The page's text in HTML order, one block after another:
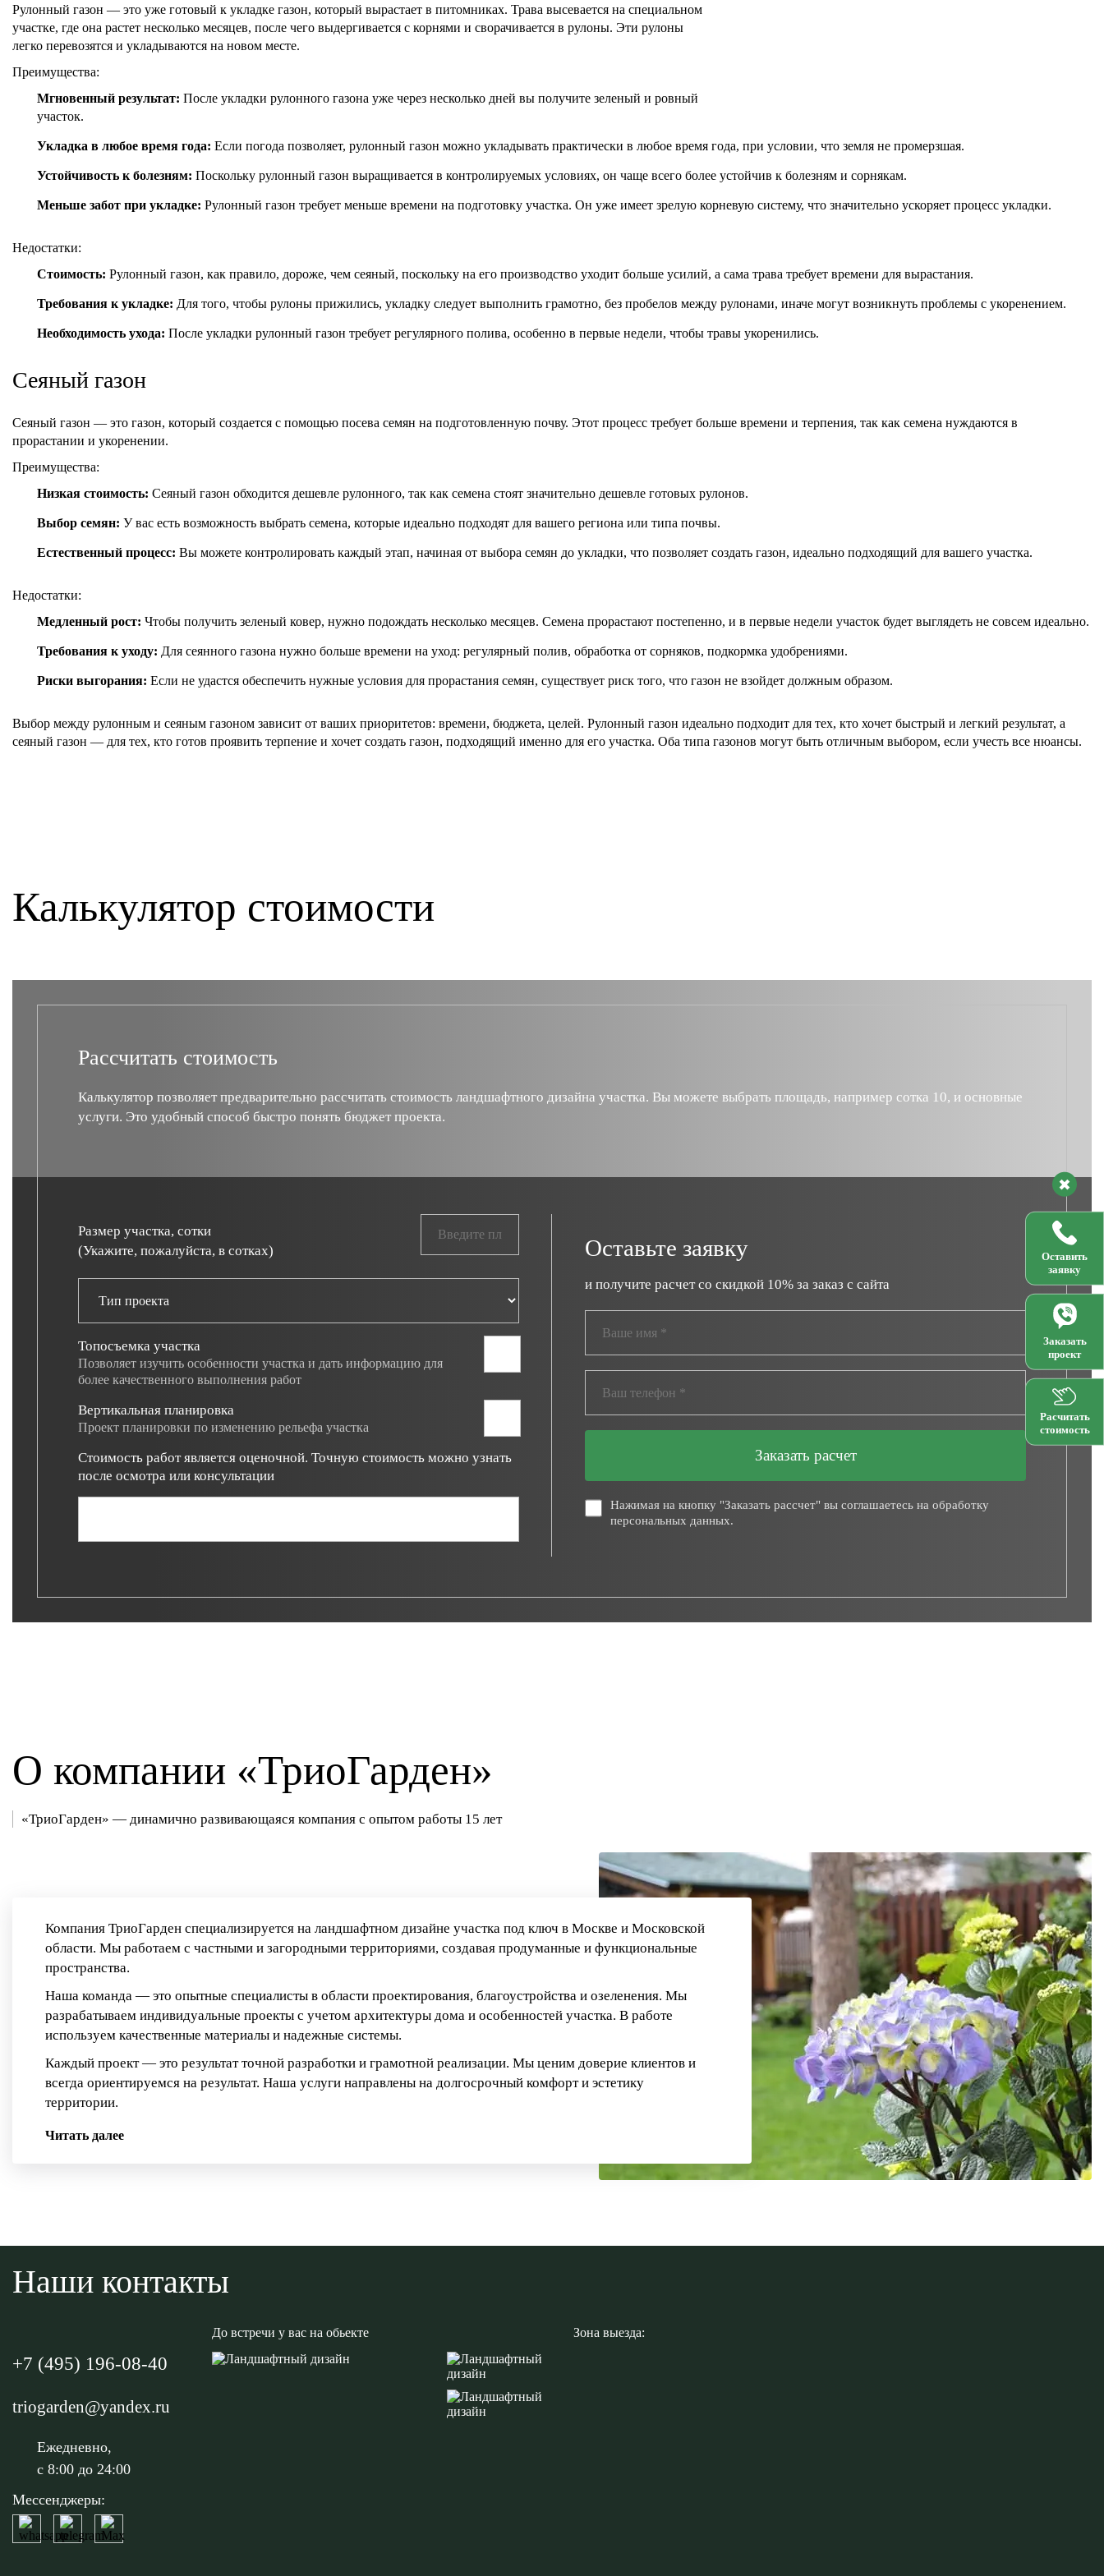
Рулонный газон — это уже готовый к укладке газон, который вырастает в питомниках. Трава высевается на специальном
участке, где она растет несколько месяцев, после чего выдергивается с корнями и сворачивается в рулоны. Эти рулоны
легко перевозятся и укладываются на новом месте.
Преимущества:
Мгновенный результат: После укладки рулонного газона уже через несколько дней вы получите зеленый и ровный
участок.
Укладка в любое время года: Если погода позволяет, рулонный газон можно укладывать практически в любое время года, при условии, что земля не промерзшая.
Устойчивость к болезням: Поскольку рулонный газон выращивается в контролируемых условиях, он чаще всего более устойчив к болезням и сорнякам.
Меньше забот при укладке: Рулонный газон требует меньше времени на подготовку участка. Он уже имеет зрелую корневую систему, что значительно ускоряет процесс укладки.
Недостатки:
Стоимость: Рулонный газон, как правило, дороже, чем сеяный, поскольку на его производство уходит больше усилий, а сама трава требует времени для вырастания.
Требования к укладке: Для того, чтобы рулоны прижились, укладку следует выполнить грамотно, без пробелов между рулонами, иначе могут возникнуть проблемы с укоренением.
Необходимость ухода: После укладки рулонный газон требует регулярного полива, особенно в первые недели, чтобы травы укоренились.
Сеяный газон
Сеяный газон — это газон, который создается с помощью посева семян на подготовленную почву. Этот процесс требует больше времени и терпения, так как семена нуждаются в
прорастании и укоренении.
Преимущества:
Низкая стоимость: Сеяный газон обходится дешевле рулонного, так как семена стоят значительно дешевле готовых рулонов.
Выбор семян: У вас есть возможность выбрать семена, которые идеально подходят для вашего региона или типа почвы.
Естественный процесс: Вы можете контролировать каждый этап, начиная от выбора семян до укладки, что позволяет создать газон, идеально подходящий для вашего участка.
Недостатки:
Медленный рост: Чтобы получить зеленый ковер, нужно подождать несколько месяцев. Семена прорастают постепенно, и в первые недели участок будет выглядеть не совсем идеально.
Требования к уходу: Для сеянного газона нужно больше времени на уход: регулярный полив, обработка от сорняков, подкормка удобрениями.
Риски выгорания: Если не удастся обеспечить нужные условия для прорастания семян, существует риск того, что газон не взойдет должным образом.
Выбор между рулонным и сеяным газоном зависит от ваших приоритетов: времени, бюджета, целей. Рулонный газон идеально подходит для тех, кто хочет быстрый и легкий результат, а
сеяный газон — для тех, кто готов проявить терпение и хочет создать газон, подходящий именно для его участка. Оба типа газонов могут быть отличным выбором, если учесть все нюансы.
Калькулятор стоимости
Рассчитать стоимость
Калькулятор позволяет предварительно рассчитать стоимость ландшафтного дизайна участка. Вы можете выбрать площадь, например сотка 10, и основные
услуги. Это удобный способ быстро понять бюджет проекта.
Размер участка, сотки
(Укажите, пожалуйста, в сотках)
Площадь помещения
Топосъемка участка
Позволяет изучить особенности участка и дать информацию для
более качественного выполнения работ
Вертикальная планировка
Проект планировки по изменению рельефа участка
Стоимость работ является оценочной. Точную стоимость можно узнать
после осмотра или консультации
Оставьте заявку
и получите расчет со скидкой 10% за заказ с сайта
Заказать расчет
Нажимая на кнопку "Заказать рассчет" вы соглашаетесь на обработку
персональных данных.
О компании «ТриоГарден»
«ТриоГарден» — динамично развивающаяся компания с опытом работы 15 лет
Компания ТриоГарден специализируется на ландшафтном дизайне участка под ключ в Москве и Московской
области. Мы работаем с частными и загородными территориями, создавая продуманные и функциональные
пространства.
Наша команда — это опытные специалисты в области проектирования, благоустройства и озеленения. Мы
разрабатываем индивидуальные проекты с учетом архитектуры дома и особенностей участка. В работе
используем качественные материалы и надежные системы.
Каждый проект — это результат точной разработки и грамотной реализации. Мы ценим доверие клиентов и
всегда ориентируемся на результат. Наша услуги направлены на долгосрочный комфорт и эстетику
территории.
Читать далее
Наши контакты
+7 (495) 196-08-40
triogarden@yandex.ru
Ежедневно,
с 8:00 до 24:00
Мессенджеры:
Написать на WhatsApp
Написать на Telegram
Написать на Max
До встречи у вас на обьекте Зона выезда:
Оставить
заявку
Заказать
проект
Расчитать
стоимость
Нажимая на кнопку заказать звонок вы соглашаетесь